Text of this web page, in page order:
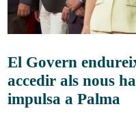
El Govern
accedir als nous
impulsa a Palma